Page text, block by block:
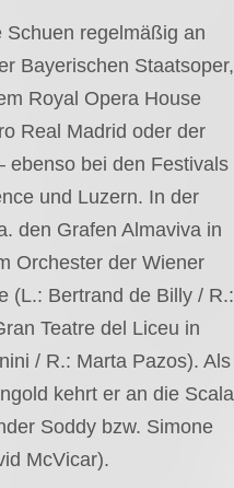
regelmäßig an
Bayerischen Staatsoper,
Royal Opera House
Real Madrid oder der
ebenso bei den Festivals
und Luzern. In der
den Grafen Almaviva in
Orchester der Wiener
(L.: Bertrand de Billy / R.:
Teatre del Liceu in
/ R.: Marta Pazos). Als
kehrt er an die Scala
Soddy bzw. Simone
McVicar).